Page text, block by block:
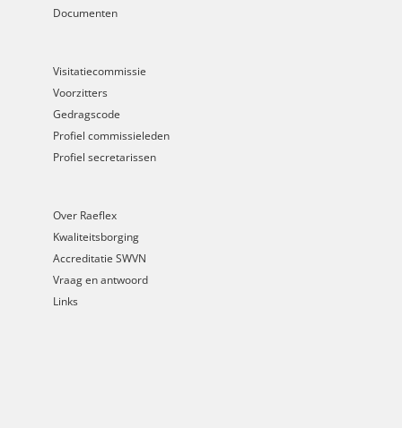
Documenten
Visitatiecommissie
Voorzitters
Gedragscode
Profiel commissieleden
Profiel secretarissen
Over Raeflex
Kwaliteitsborging
Accreditatie SWVN
Vraag en antwoord
Links